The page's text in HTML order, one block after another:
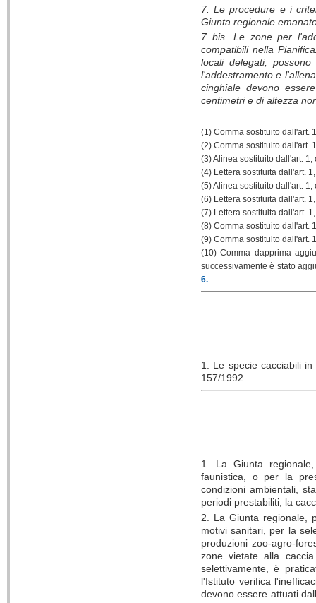
7. Le procedure e i
Giunta regionale
7 bis. Le zone per
compatibili nella
locali delegati,
l'addestramento e
cinghiale devono
centimetri e di altezza
(1) Comma sostituito dall'art.
(2) Comma sostituito dall'art.
(3) Alinea sostituito dall'art.
(4) Lettera sostituita dall'art.
(5) Alinea sostituito dall'art.
(6) Lettera sostituita dall'art.
(7) Lettera sostituita dall'art.
(8) Comma sostituito dall'art.
(9) Comma sostituito dall'art.
(10) Comma dapprima
successivamente è stato
6.
1. Le specie cacciabili
157/1992.
1. La Giunta
faunistica, o per la
condizioni ambientali,
periodi prestabiliti, la
2. La Giunta regionale,
motivi sanitari, per la
produzioni zoo-agro-
zone vietate alla
selettivamente, è
l'Istituto verifica
devono essere attuati